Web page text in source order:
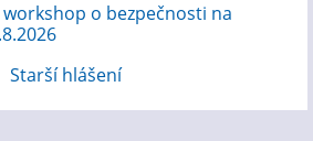
workshop o bezpečnosti na
Starší hlášení